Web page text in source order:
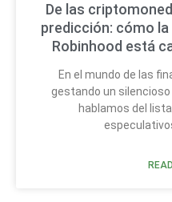
De las
predicción: cómo
Robinhood está
En el mundo de las
gestando un
hablamos del